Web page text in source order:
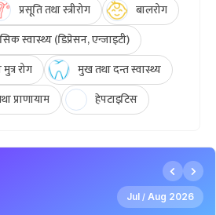
प्रसूति तथा स्त्रीरोग
बालरोग
स्वास्थ्य (डिप्रेसन, एन्जाइटी)
रोग
मुख तथा दन्त स्वास्थ्य
प्राणायाम
हेपटाइटिस
Jul / Aug 2026